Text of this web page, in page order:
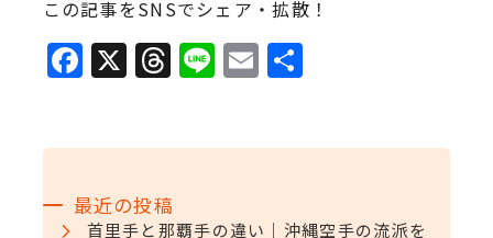
この記事をSNSでシェア・拡散！
F
b
X T
a
Li E 共
最近の投稿
首里手と那覇手の違い｜沖縄空手の流派を